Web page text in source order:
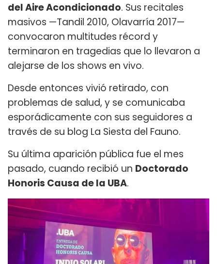
del Aire Acondicionado. Sus recitales
masivos —Tandil 2010, Olavarría 2017—
convocaron multitudes récord y
terminaron en tragedias que lo llevaron a
alejarse de los shows en vivo.
Desde entonces vivió retirado, con
problemas de salud, y se comunicaba
esporádicamente con sus seguidores a
través de su blog La Siesta del Fauno.
Su última aparición pública fue el mes
pasado, cuando recibió un Doctorado
Honoris Causa de la UBA.